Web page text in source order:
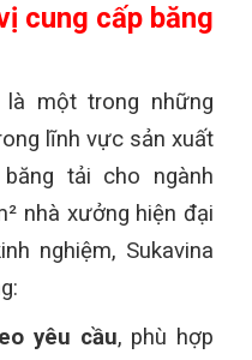
cung cấp băng
là một trong những
lĩnh vực sản xuất
tải cho ngành
nhà xưởng hiện đại
nghiệm, Sukavina
yêu cầu, phù hợp